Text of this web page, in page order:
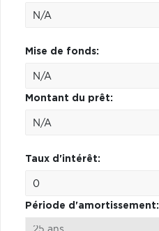
Mise de fonds:
Montant du prêt:
Taux d'intérêt:
Période d'amortissement: